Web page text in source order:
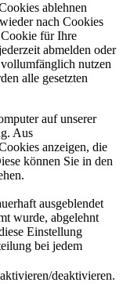
ablehnen
nach Cookies
Cookie für Ihre
abmelden oder
nutzen
alle gesetzten
auf unserer
Aus
anzeigen, die
können Sie in den
ausgeblendet
wurde, abgelehnt
Einstellung
bei jedem
deaktivieren.